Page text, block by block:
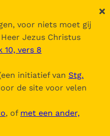
voor niets moet gij
Jezus Christus
10, vers 8
initiatief van Stg.
de site voor velen
, of met een ander,